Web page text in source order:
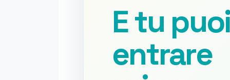
E tu puoi
entrare